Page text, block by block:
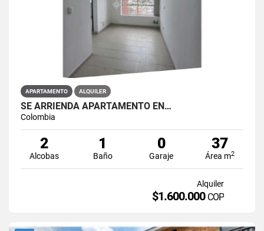
APARTAMENTO ALQUILER
SE ARRIENDA APARTAMENTO EN…
Colombia
2
Alcobas
1
Baño
0
Garaje
37
Área m2
Alquiler
$1.600.000 COP